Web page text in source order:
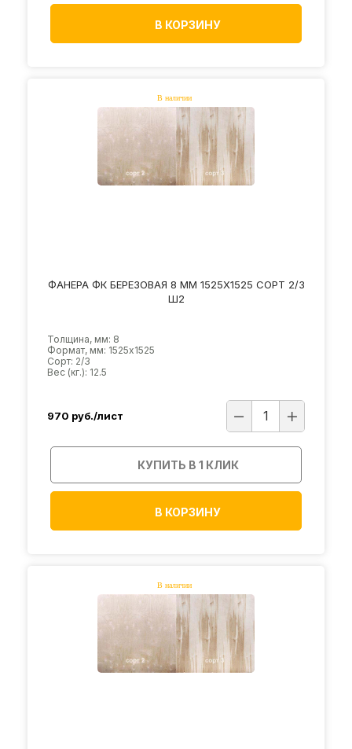
В КОРЗИНУ
ФАНЕРА ФК БЕРЕЗОВАЯ 8 ММ 1525Х1525 СОРТ 2/3
Ш2
Толщина, мм: 8
Формат, мм: 1525х1525
Сорт: 2/3
Вес (кг.): 12.5
970 руб./лист
КУПИТЬ В 1 КЛИК
В КОРЗИНУ